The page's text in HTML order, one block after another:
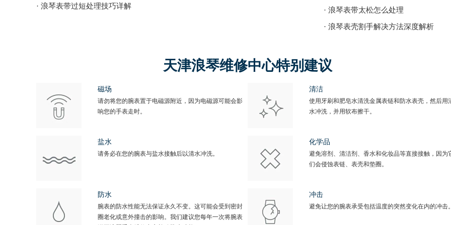
· 浪琴表带过短处理技巧详解
· 浪琴表带太松怎么处理
· 浪琴表壳割手解决方法深度解析
天津浪琴维修中心特别建议
磁场
请勿将您的腕表置于电磁源附近，因为电磁源可能会影
响您的手表走时。
清洁
使用牙刷和肥皂水清洗金属表链和防水表壳，然后用
水冲洗，并用软布擦干。
盐水
请务必在您的腕表与盐水接触后以清水冲洗。
化学品
避免溶剂、清洁剂、香水和化妆品等直接接触，因为
们会侵蚀表链、表壳和垫圈。
防水
腕表的防水性能无法保证永久不变。这可能会受到密封
圈老化或意外撞击的影响。我们建议您每年一次将腕表
冲击
避免让您的腕表承受包括温度的突然变化在内的冲击。